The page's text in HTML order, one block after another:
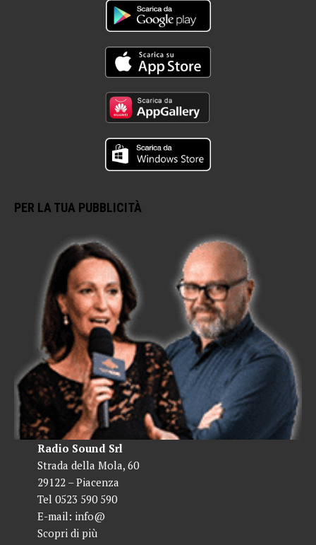
PER LA TUA PUBBLICITÀ
Radio Sound Srl
Strada della Mola, 60
29122 – Piacenza
Tel 0523 590 590
E-mail: info@
Scopri di più